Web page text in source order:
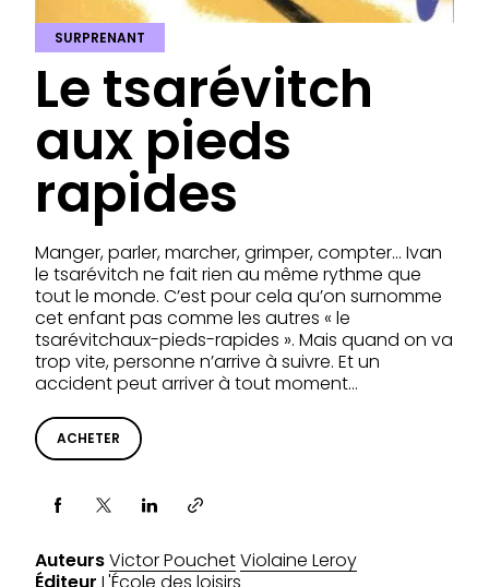
SURPRENANT
Le tsarévitch
aux pieds
rapides
Manger, parler, marcher, grimper, compter… Ivan
le tsarévitch ne fait rien au même rythme que
tout le monde. C’est pour cela qu’on surnomme
cet enfant pas comme les autres « le
tsarévitchaux-pieds-rapides ». Mais quand on va
trop vite, personne n’arrive à suivre. Et un
accident peut arriver à tout moment…
ACHETER
Partager via
AuteursVictor PouchetViolaine Leroy